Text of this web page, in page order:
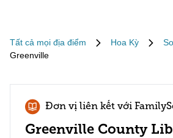
Tất cả mọi địa điểm Hoa Kỳ
Greenville
Đơn vị liên kết với
Greenville County